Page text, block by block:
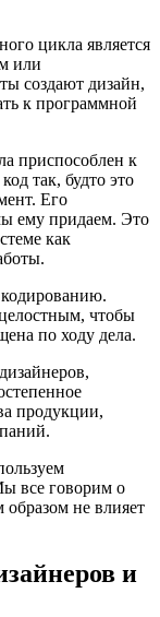
цикла является
или
создают дизайн,
к программной
приспособлен к
так, будто это
Его
ему придаем. Это
как
кодированию.
чтобы
по ходу дела.
продукции,
все говорим о
не влияет
и